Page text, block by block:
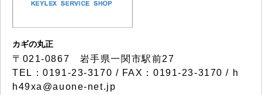
カギの丸正
〒021-0867 岩手県一関市駅前27
TEL：0191-23-3170 / FAX：0191-23-3170 / h
h49xa@auone-net.jp